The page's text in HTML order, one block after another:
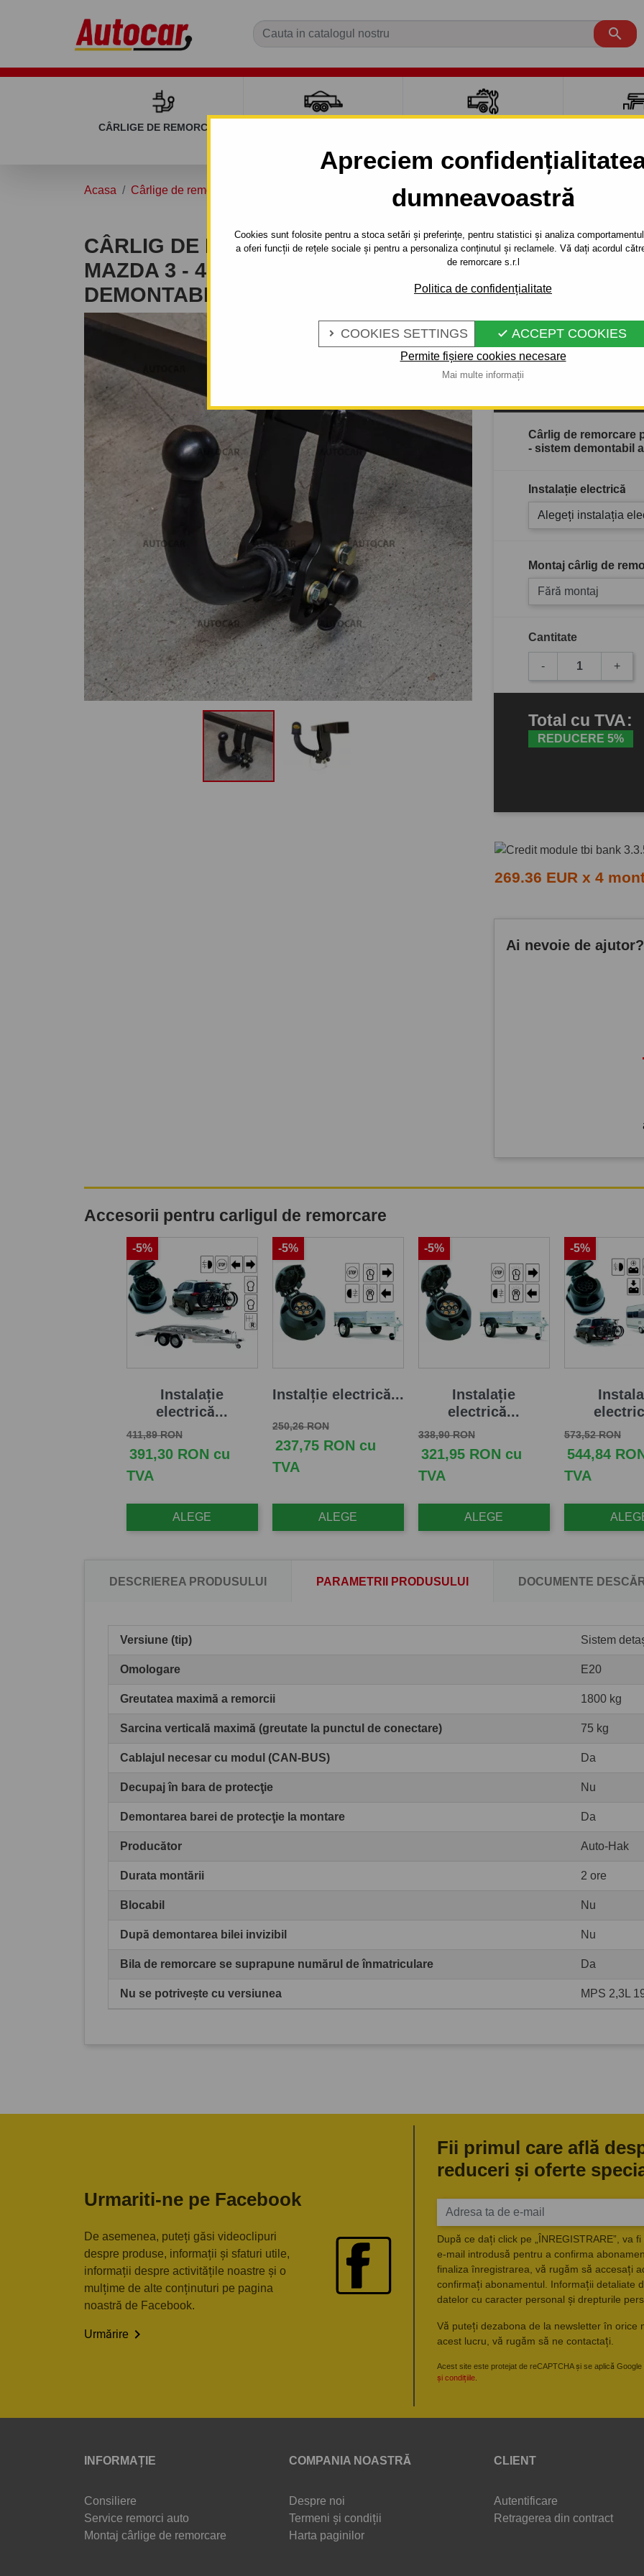
Apreciem
dumneavoastră
Cookies sunt folosite pentru a stoca setări și preferințe, pentru statistici și analiza
a oferi funcții de rețele sociale și pentru a personaliza conținutul și reclamele. Vă dați acordul
de remorcare s.r.l
Politica de confidențialitate
 COOKIES SETTINGS  ACCEPT COOKIES
Permite fișiere cookies necesare
Mai multe informații

CÂRLIGE DE REMORCARE
Acasa Cârlige de remorcare 2009 - 2013 Cârlig de remorcare pentru Mazda 3 -
CÂRLIG DE REMORCARE PENTRU
MAZDA 3 - 4UŞI. - SISTEM
DEMONTABIL AUTOMAT CU CLEMĂ
Referinta: M 57 Au
Cârlig de remorcare
- tip: 3, seria : 4 uşi .Anul de
09.2013.
Descrierea completă a
Cârlig de remorcare
- sistem demontabil
Instalație electrică
Alegeți instalația
Montaj cârlig de
Fără montaj
Cantitate
- +
Total cu TVA:
REDUCERE 5%
269.36 EUR x 4
Ai nevoie de
Accesorii pentru carligul de remorcare
Instalație
electrică...
Pret de baza
411,89 RONPret
391,30 RON cu
TVA
ALEGE
-5%
Instalție electrică...
Pret de baza
250,26 RONPret
237,75 RON cu
TVA
ALEGE
-5%
Instalație
electrică...
Pret de baza
338,90 RONPret
321,95 RON cu
TVA
ALEGE
-5%
Pret de baza
573,52 RONPret
544,84
TVA
-5%
DESCRIEREA PRODUSULUI PARAMETRII PRODUSULUI DOCUMENTE
Versiune (tip) Sistem
Omologare E20
Greutatea maximă a remorcii 1800 kg
Sarcina verticală maximă (greutate la punctul de conectare) 75 kg
Cablajul necesar cu modul (CAN-BUS) Da
Decupaj în bara de protecţie Nu
Demontarea barei de protecţie la montare Da
Producător Auto-Hak
Durata montării 2 ore
Blocabil Nu
După demontarea bilei invizibil Nu
Bila de remorcare se suprapune numărul de înmatriculare Da
Nu se potrivește cu versiunea MPS 2,3L
Urmariti-ne pe Facebook
De asemenea, puteți găsi videoclipuri
despre produse, informații și sfaturi utile,
informații despre activitățile noastre și o
mulțime de alte conținuturi pe pagina
noastră de Facebook.
Urmărire 
Fii primul care află
reduceri și oferte
După ce dați click pe „ÎNREGISTRARE”, va
e-mail introdusă pentru a confirma
finaliza înregistrarea, vă rugăm să accesați
confirmați abonamentul. Informații detaliate
datelor cu caracter personal și drepturile
Vă puteți dezabona de la newsletter în orice
acest lucru, vă rugăm să ne contactați.
Acest site este protejat de reCAPTCHA și se aplică Google
și condițiile
INFORMAȚIE
Consiliere
Service remorci auto
Montaj cârlige de remorcare
COMPANIA NOASTRĂ
Despre noi
Termeni și condiții
Harta paginilor
CLIENT
Autentificare
Retragerea din contract